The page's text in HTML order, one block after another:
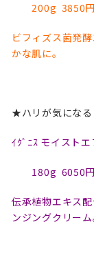
200g 3850円(
ビフィズス菌発
かな肌に。
★ハリが気にな
ｲｸﾞﾆｽ モイスト
180g 6050円(
伝承植物エキス
ンジングクリーム